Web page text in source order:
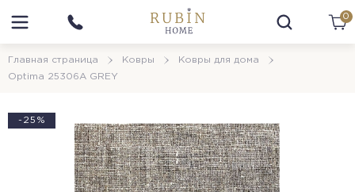
0
Главная страница Ковры
Ковры для дома
Optima 25306A GREY
-25%